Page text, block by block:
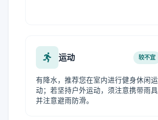
运动 较不宜
有降水，推荐您在室内进行健身休闲运
动；若坚持户外运动，须注意携带雨具
并注意避雨防滑。